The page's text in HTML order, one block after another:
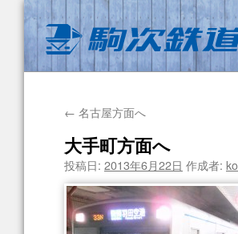
← 名古屋方面へ
大手町方面へ
投稿日: 2013年6月22日 作成者: